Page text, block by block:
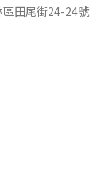
區田尾街24-24號